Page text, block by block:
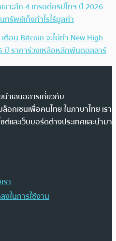
จาะลึก 4 เทรนด์คริปโทฯ ปี 2026
รัพย์เก็งกำไรไร้มูลค่า
เตือน Bitcoin จะไม่ทำ New High
ปี ราคาร่วงเหลือหลักพันดอลลาร์
ำเสนอสารเกี่ยวกับ
อกเชนเพื่อคนไทย ในภาษาไทย เรา
และเว็บบอร์ดต่างประเทศและนำมา
รา
งในการใช้งาน